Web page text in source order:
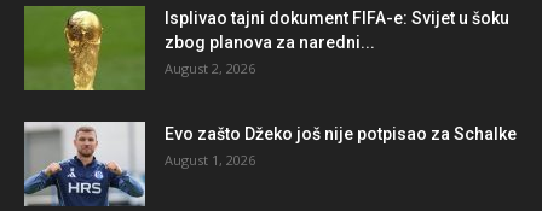
Isplivao tajni dokument FIFA-e: Svijet u šoku
zbog planova za naredni...
August 2, 2026
Evo zašto Džeko još nije potpisao za Schalke
August 1, 2026